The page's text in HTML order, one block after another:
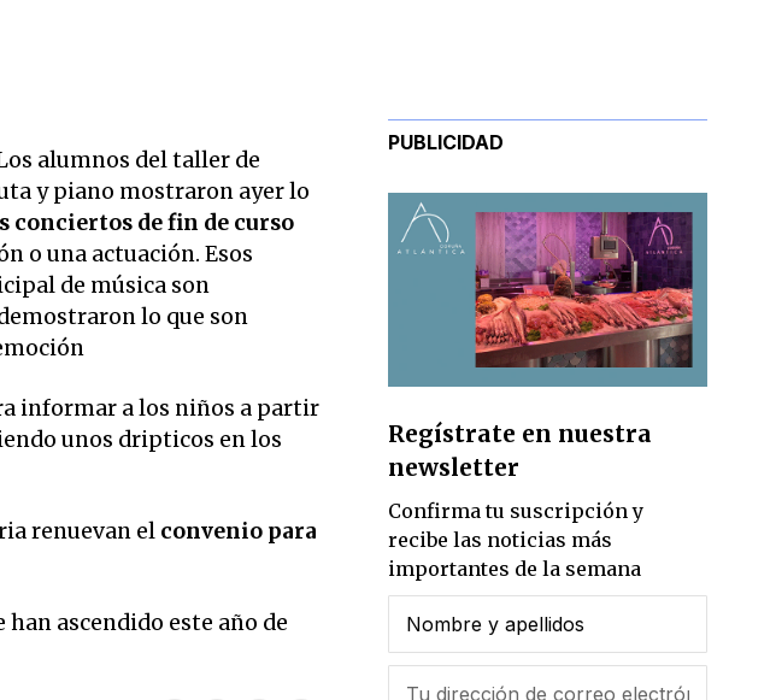
alumnos del taller de
y piano mostraron ayer lo
conciertos de fin de curso
o una actuación. Esos
de música son
lo que son
informar a los niños a partir
unos dripticos en los
renuevan el convenio para
han ascendido este año de
PUBLICIDAD
Regístrate en nuestra
newsletter
Confirma tu suscripción y
recibe las noticias más
importantes de la semana